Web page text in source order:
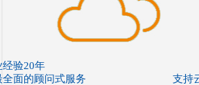
经验20年
面的顾问式服务
支持